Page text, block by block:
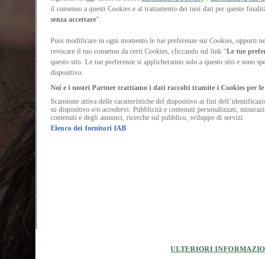
il consenso a questi Cookies e al trattamento dei tuoi dati per queste
senza accettare”.
Puoi modificare in ogni momento le tue preferenze sui Cookies, opporti
revocare il tuo consenso da certi Cookies, cliccando sul link “Le tue
questo sito. Le tue preferenze si applicheranno solo a questo sito e sono
dispositivo.
Noi e i nostri Partner trattiamo i dati raccolti tramite i Cookies per
Scansione attiva delle caratteristiche del dispositivo ai fini
su dispositivo e/o accedervi. Pubblicità e contenuti personalizzati,
contenuti e degli annunci, ricerche sul pubblico, sviluppo di servizi.
Elenco dei fornitori IAB
ULTERIORI